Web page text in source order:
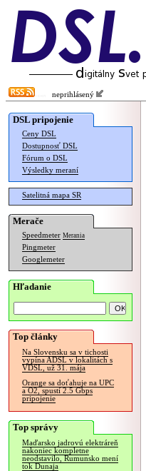
neprihlásený
DSL pripojenie
Ceny DSL
Dostupnosť DSL
Fórum o DSL
Výsledky meraní
Satelitná mapa SR
Merače
Speedmeter Merania
Pingmeter
Googlemeter
Hľadanie
Top články
Na Slovensku sa v tichosti
vypína ADSL v lokalitách s
VDSL, už 31. mája
Orange sa doťahuje na UPC
a O2, spustí 2.5 Gbps
pripojenie
Top správy
Maďarsko jadrovú elektráreň
nakoniec kompletne
neodstavilo, Rumunsko mení
tok Dunaja